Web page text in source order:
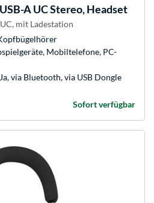
A UC Stereo, Headset
mit Ladestation
Mobiltelefone, PC-
via Bluetooth, via USB Dongle
Sofort verfügbar